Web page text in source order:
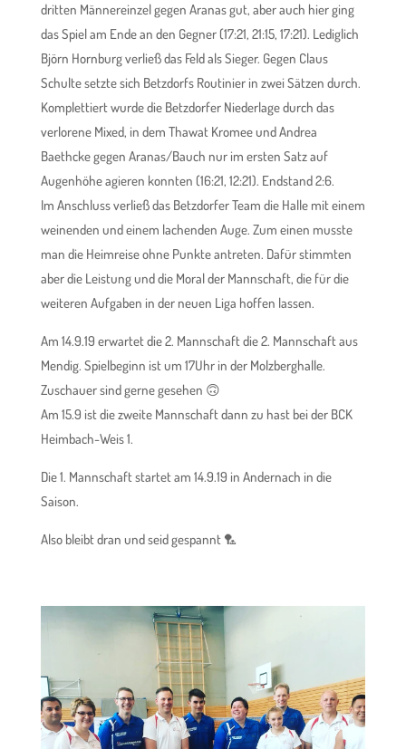
dritten Männereinzel gegen Aranas gut, aber auch hier ging
das Spiel am Ende an den Gegner (17:21, 21:15, 17:21). Lediglich
Björn Hornburg verließ das Feld als Sieger. Gegen Claus
Schulte setzte sich Betzdorfs Routinier in zwei Sätzen durch.
Komplettiert wurde die Betzdorfer Niederlage durch das
verlorene Mixed, in dem Thawat Kromee und Andrea
Baethcke gegen Aranas/Bauch nur im ersten Satz auf
Augenhöhe agieren konnten (16:21, 12:21). Endstand 2:6.
Im Anschluss verließ das Betzdorfer Team die Halle mit einem
weinenden und einem lachenden Auge. Zum einen musste
man die Heimreise ohne Punkte antreten. Dafür stimmten
aber die Leistung und die Moral der Mannschaft, die für die
weiteren Aufgaben in der neuen Liga hoffen lassen.
Am 14.9.19 erwartet die 2. Mannschaft die 2. Mannschaft aus
Mendig. Spielbeginn ist um 17Uhr in der Molzberghalle.
Zuschauer sind gerne gesehen 🙃
Am 15.9 ist die zweite Mannschaft dann zu hast bei der BCK
Heimbach-Weis 1.
Die 1. Mannschaft startet am 14.9.19 in Andernach in die
Saison.
Also bleibt dran und seid gespannt 🏸